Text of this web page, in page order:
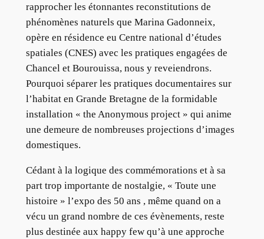
rapprocher les étonnantes reconstitutions de
phénomènes naturels que Marina Gadonneix,
opère en résidence eu Centre national d’études
spatiales (CNES) avec les pratiques engagées de
Chancel et Bourouissa, nous y reveiendrons.
Pourquoi séparer les pratiques documentaires sur
l’habitat en Grande Bretagne de la formidable
installation « the Anonymous project » qui anime
une demeure de nombreuses projections d’images
domestiques.
Cédant à la logique des commémorations et à sa
part trop importante de nostalgie, « Toute une
histoire » l’expo des 50 ans , même quand on a
vécu un grand nombre de ces évènements, reste
plus destinée aux happy few qu’à une approche